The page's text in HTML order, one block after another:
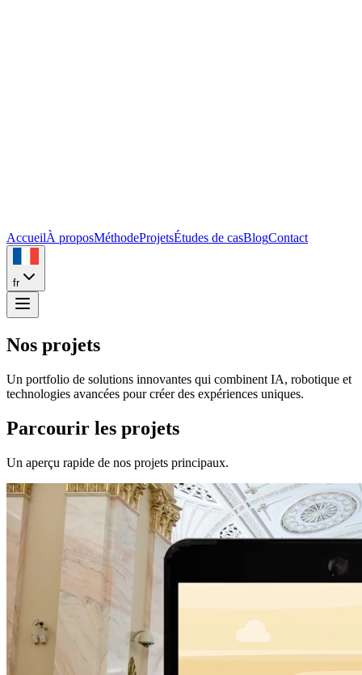
AccueilÀ proposMéthodeProjetsÉtudes de casBlogContact
fr
Nos projets
Un portfolio de solutions innovantes qui combinent IA, robotique et
technologies avancées pour créer des expériences uniques.
Parcourir les projets
Un aperçu rapide de nos projets principaux.